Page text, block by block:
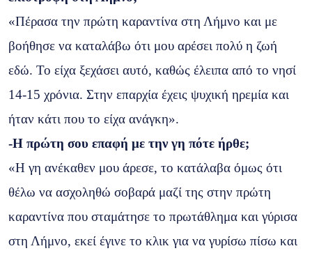
«Πέρασα την πρώτη καραντίνα στη Λήμνο και με
βοήθησε να καταλάβω ότι μου αρέσει πολύ η ζωή
εδώ. Το είχα ξεχάσει αυτό, καθώς έλειπα από το νησί
14-15 χρόνια. Στην επαρχία έχεις ψυχική ηρεμία και
ήταν κάτι που το είχα ανάγκη».
-H πρώτη σου επαφή με την γη πότε ήρθε;
«Η γη ανέκαθεν μου άρεσε, το κατάλαβα όμως ότι
θέλω να ασχοληθώ σοβαρά μαζί της στην πρώτη
καραντίνα που σταμάτησε το πρωτάθλημα και γύρισα
στη Λήμνο, εκεί έγινε το κλικ για να γυρίσω πίσω και